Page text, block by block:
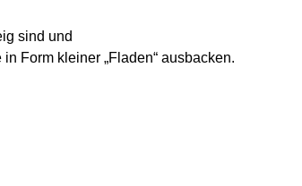
sind und
Form kleiner „Fladen“ ausbacken.